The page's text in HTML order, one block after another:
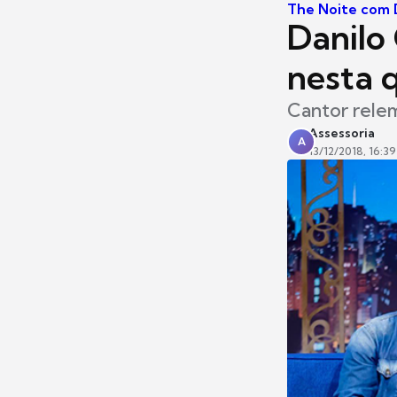
The Noite com
nesta
Cantor
A
Assessoria
13/12/2018, 16:39